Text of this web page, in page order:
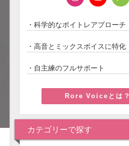
・科学的なボイトレアプローチ
・高音とミックスボイスに特化
・自主練のフルサポート
Rore Voiceとは？
カテゴリーで探す